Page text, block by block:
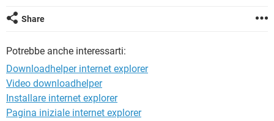
TIKTOK
INSTAGRAM
HARDWARE
Share
Potrebbe anche interessarti:
Downloadhelper internet explorer
Video downloadhelper
Installare internet explorer
Pagina iniziale internet explorer